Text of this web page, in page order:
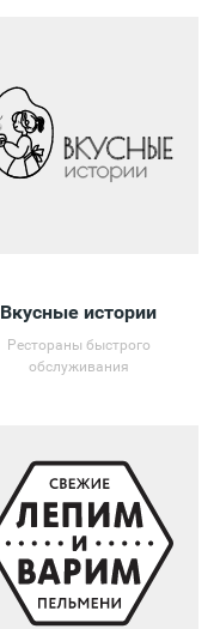
Вкусные истории
Рестораны быстрого
обслуживания